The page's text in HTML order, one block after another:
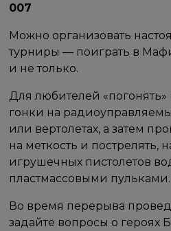
007
Можно организовать
турниры — поиграть в
и не только.
Для любителей
гонки на
или вертолетах, а затем
на меткость и пострелять,
игрушечных пистолетов
пластмассовыми пульками.
Во время перерыва
задайте вопросы о героях